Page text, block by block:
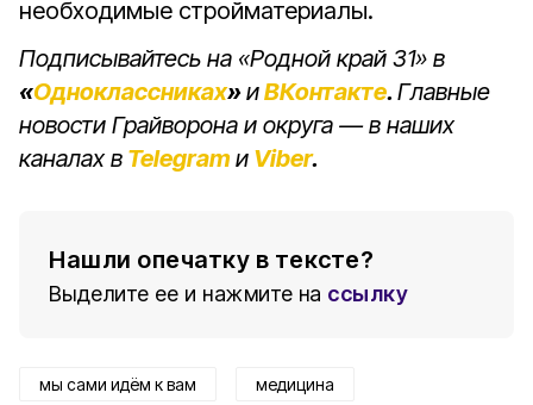
необходимые стройматериалы.
Подписывайтесь на «Родной край 31» в
«Одноклассниках»иВКонтакте. Главные
новости Грайворона и округа — в наших
каналах в Telegram и Viber.
Нашли опечатку в тексте?
Выделите ее и нажмите на ссылку
мы сами идём к вам медицина